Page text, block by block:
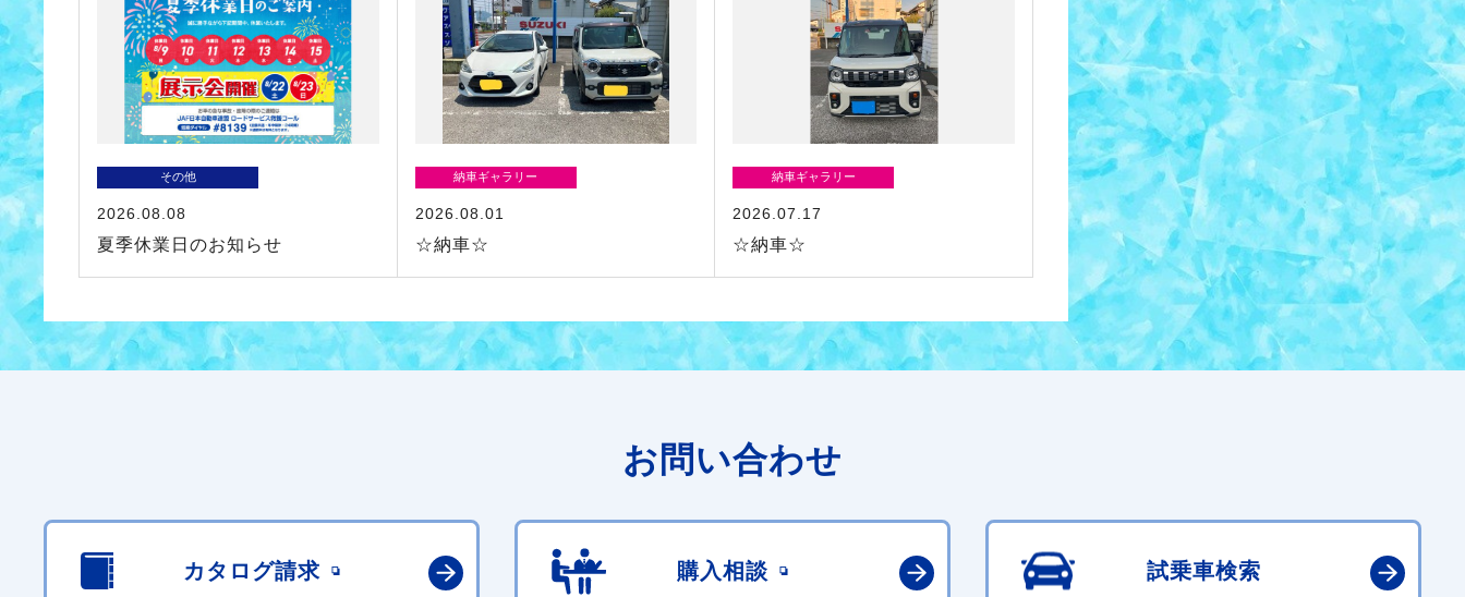
その他
2026.08.08
夏季休業日のお知らせ
納車ギャラリー
2026.08.01
☆納車☆
納車ギャラリー
2026.07.17
☆納車☆
お問い合わせ
カタログ請求 購入相談 試乗車検索